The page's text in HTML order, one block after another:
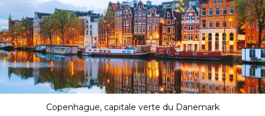
Copenhague, capitale verte du Danemark